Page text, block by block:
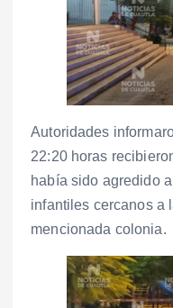
Autoridades
22:20 horas
había sido agredido
infantiles cercanos a
mencionada colonia.